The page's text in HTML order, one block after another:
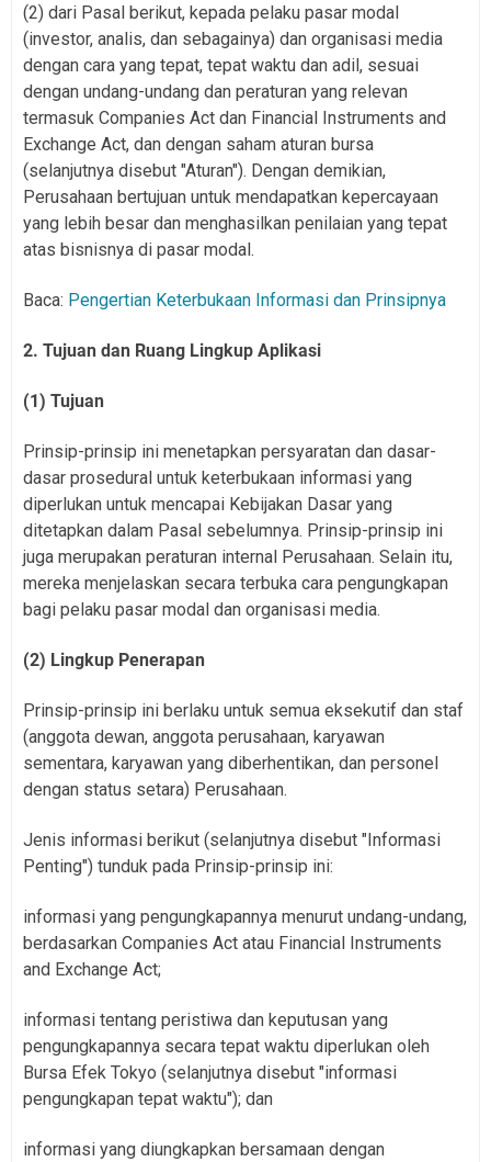
(2) dari Pasal berikut, kepada pelaku pasar modal
(investor, analis, dan sebagainya) dan organisasi media
dengan cara yang tepat, tepat waktu dan adil, sesuai
dengan undang-undang dan peraturan yang relevan
termasuk Companies Act dan Financial Instruments and
Exchange Act, dan dengan saham aturan bursa
(selanjutnya disebut "Aturan"). Dengan demikian,
Perusahaan bertujuan untuk mendapatkan kepercayaan
yang lebih besar dan menghasilkan penilaian yang tepat
atas bisnisnya di pasar modal.
Baca: Pengertian Keterbukaan Informasi dan Prinsipnya
2. Tujuan dan Ruang Lingkup Aplikasi
(1) Tujuan
Prinsip-prinsip ini menetapkan persyaratan dan dasar-
dasar prosedural untuk keterbukaan informasi yang
diperlukan untuk mencapai Kebijakan Dasar yang
ditetapkan dalam Pasal sebelumnya. Prinsip-prinsip ini
juga merupakan peraturan internal Perusahaan. Selain itu,
mereka menjelaskan secara terbuka cara pengungkapan
bagi pelaku pasar modal dan organisasi media.
(2) Lingkup Penerapan
Prinsip-prinsip ini berlaku untuk semua eksekutif dan staf
(anggota dewan, anggota perusahaan, karyawan
sementara, karyawan yang diberhentikan, dan personel
dengan status setara) Perusahaan.
Jenis informasi berikut (selanjutnya disebut "Informasi
Penting") tunduk pada Prinsip-prinsip ini:
informasi yang pengungkapannya menurut undang-undang,
berdasarkan Companies Act atau Financial Instruments
and Exchange Act;
informasi tentang peristiwa dan keputusan yang
pengungkapannya secara tepat waktu diperlukan oleh
Bursa Efek Tokyo (selanjutnya disebut "informasi
pengungkapan tepat waktu"); dan
informasi yang diungkapkan bersamaan dengan